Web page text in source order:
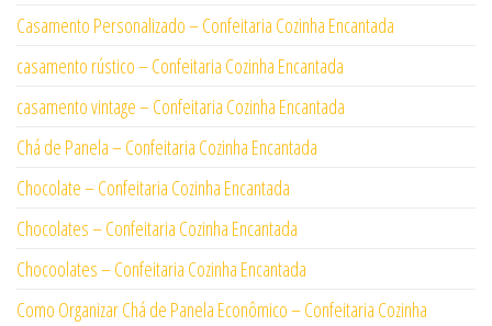
Casamento Personalizado – Confeitaria Cozinha Encantada
casamento rústico – Confeitaria Cozinha Encantada
casamento vintage – Confeitaria Cozinha Encantada
Chá de Panela – Confeitaria Cozinha Encantada
Chocolate – Confeitaria Cozinha Encantada
Chocolates – Confeitaria Cozinha Encantada
Chocoolates – Confeitaria Cozinha Encantada
Como Organizar Chá de Panela Econômico – Confeitaria Cozinha